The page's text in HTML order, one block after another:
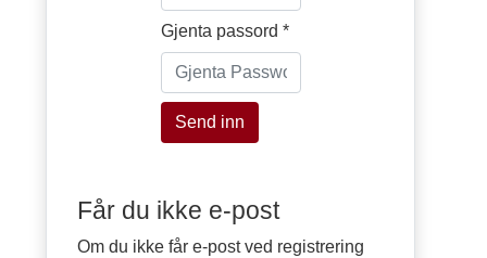
Gjenta passord *
Får du ikke e-post
Om du ikke får e-post ved registrering